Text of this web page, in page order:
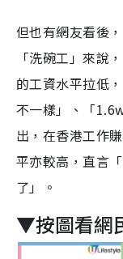
但也有網友看後
「洗碗工」來說
的工資水平拉低
不一樣」、「
出，在香港工作
平亦較高，直言
了」。
▼按圖看網